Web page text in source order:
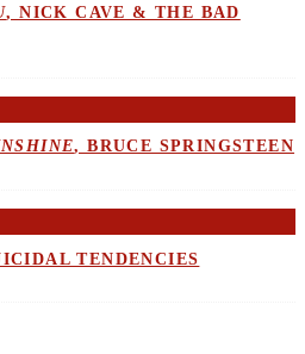
, NICK CAVE & THE BAD
, BRUCE SPRINGSTEEN
TENDENCIES